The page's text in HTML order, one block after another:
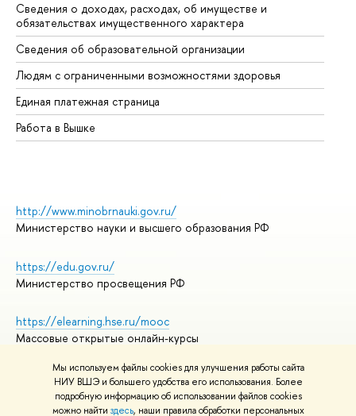
Мы используем файлы cookies для улучшения работы сайта
НИУ ВШЭ и большего удобства его использования. Более
подробную информацию об использовании файлов cookies
можно найти здесь, наши правила обработки персональных
Сведения о доходах, расходах, об имуществе и
обязательствах имущественного характера
Сведения об образовательной организации
Людям с ограниченными возможностями здоровья
Единая платежная страница
Работа в Вышке
http://www.minobrnauki.gov.ru/
Министерство науки и высшего образования РФ
https://edu.gov.ru/
Министерство просвещения РФ
https://elearning.hse.ru/mooc
Массовые открытые онлайн-курсы
© НИУ ВШЭ 1993–2026
Адреса и контакты